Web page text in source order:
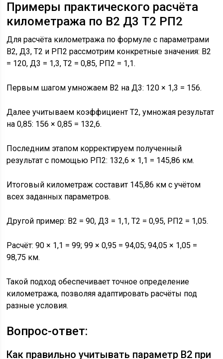
Примеры практического расчёта
километража по В2 Д3 Т2 РП2
Для расчёта километража по формуле с параметрами
В2, Д3, Т2 и РП2 рассмотрим конкретные значения: В2
= 120, Д3 = 1,3, Т2 = 0,85, РП2 = 1,1.
Первым шагом умножаем В2 на Д3: 120 × 1,3 = 156.
Далее учитываем коэффициент Т2, умножая результат
на 0,85: 156 × 0,85 = 132,6.
Последним этапом корректируем полученный
результат с помощью РП2: 132,6 × 1,1 = 145,86 км.
Итоговый километраж составит 145,86 км с учётом
всех заданных параметров.
Другой пример: В2 = 90, Д3 = 1,1, Т2 = 0,95, РП2 = 1,05.
Расчёт: 90 × 1,1 = 99; 99 × 0,95 = 94,05; 94,05 × 1,05 =
98,75 км.
Такой подход обеспечивает точное определение
километража, позволяя адаптировать расчёты под
разные условия.
Вопрос-ответ:
Как правильно учитывать параметр В2 при